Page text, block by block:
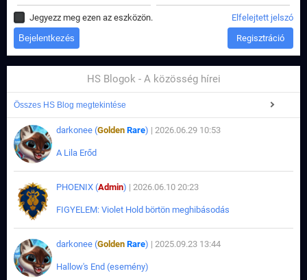
Jegyezz meg ezen az eszközön. Elfelejtett jelszó
Regisztráció
HS Blogok - A közösség hírei
Összes HS Blog megtekintése
darkonee (Golden Rare) | 2026.06.29 10:53
A Lila Erőd
PHOENIX (Admin) | 2026.06.10 20:23
FIGYELEM: Violet Hold börtön meghibásodás
darkonee (Golden Rare) | 2025.09.23 13:44
Hallow's End (esemény)